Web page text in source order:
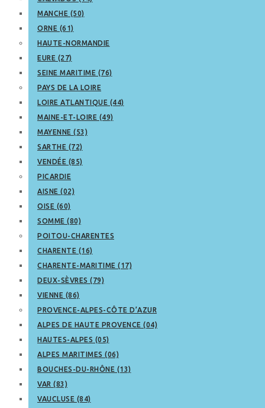
MANCHE (50)
ORNE (61)
HAUTE-NORMANDIE
EURE (27)
SEINE MARITIME (76)
PAYS DE LA LOIRE
LOIRE ATLANTIQUE (44)
MAINE-ET-LOIRE (49)
MAYENNE (53)
SARTHE (72)
VENDÉE (85)
PICARDIE
AISNE (02)
OISE (60)
SOMME (80)
POITOU-CHARENTES
CHARENTE (16)
CHARENTE-MARITIME (17)
DEUX-SÈVRES (79)
VIENNE (86)
PROVENCE-ALPES-CÔTE D’AZUR
ALPES DE HAUTE PROVENCE (04)
HAUTES-ALPES (05)
ALPES MARITIMES (06)
BOUCHES-DU-RHÔNE (13)
VAR (83)
VAUCLUSE (84)